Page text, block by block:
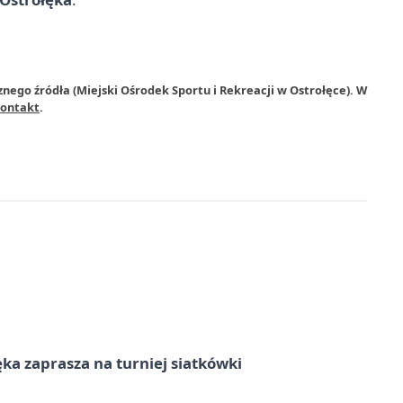
źródła (Miejski Ośrodek Sportu i Rekreacji w Ostrołęce). W
.
zaprasza na turniej siatkówki